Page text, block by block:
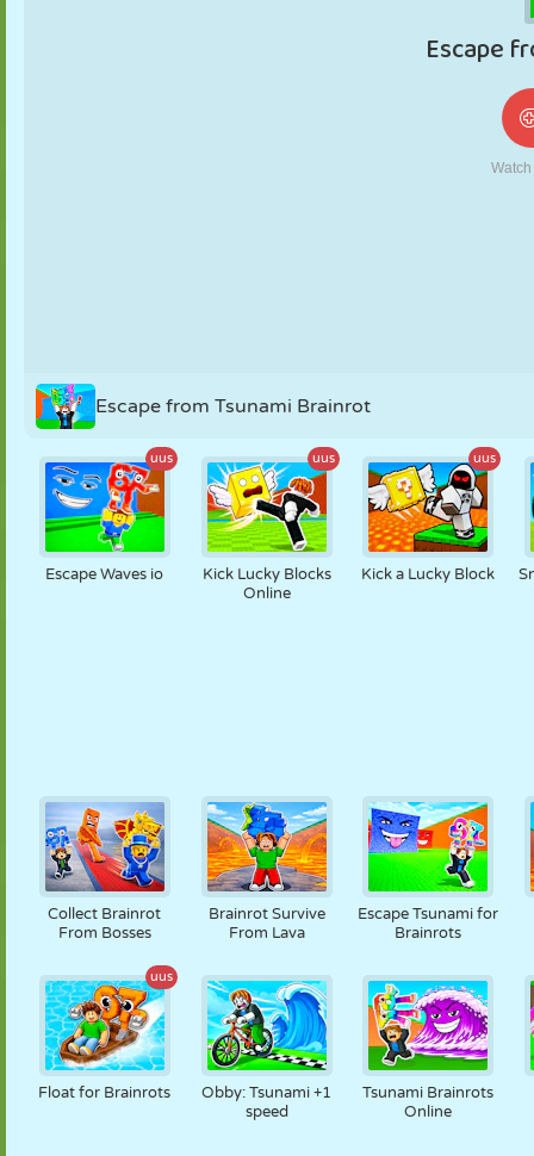
ROBOT
TRULL
Escape from Tsunami Brainrot
uus
Escape Waves io
uus
Kick Lucky Blocks
Online
uus
Kick a Lucky Block
Collect Brainrot
From Bosses
Brainrot Survive
From Lava
Escape Tsunami for
Brainrots
uus
Float for Brainrots
Obby: Tsunami +1
speed
Tsunami Brainrots
Online